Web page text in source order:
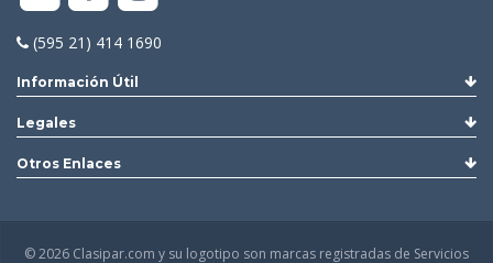
(595 21) 414 1690
Información Útil
Legales
Otros Enlaces
© 2026 Clasipar.com y su logotipo son marcas registradas de Servicios